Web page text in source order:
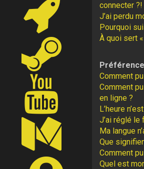
connecter ?!
J’ai perdu
Pourquoi
À quoi sert
Comment
Comment
en ligne ?
L’heure
J’ai réglé le
Ma langue
Que
Comment
Quel est